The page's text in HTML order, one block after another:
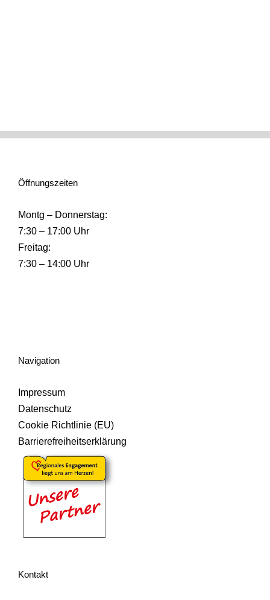
Öffnungszeiten
Montg – Donnerstag:
7:30 – 17:00 Uhr
Freitag:
7:30 – 14:00 Uhr
Navigation
Impressum
Datenschutz
Cookie Richtlinie (EU)
Barrierefreiheitserklärung
Kontakt